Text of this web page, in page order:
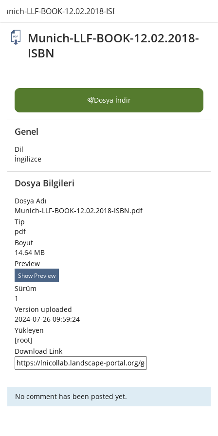
LLF-BOOK-12.02.2018-ISBN.pdf
Munich-LLF-BOOK-12.02.2018-
ISBN
Dosya İndir
Genel
Dil
İngilizce
Dosya Bilgileri
Dosya Adı
Munich-LLF-BOOK-12.02.2018-ISBN.pdf
Tip
pdf
Boyut
14.64 MB
Preview
Show Preview
Sürüm
1
Version uploaded
2024-07-26 09:59:24
Yükleyen
[root]
Download Link
No comment has been posted yet.